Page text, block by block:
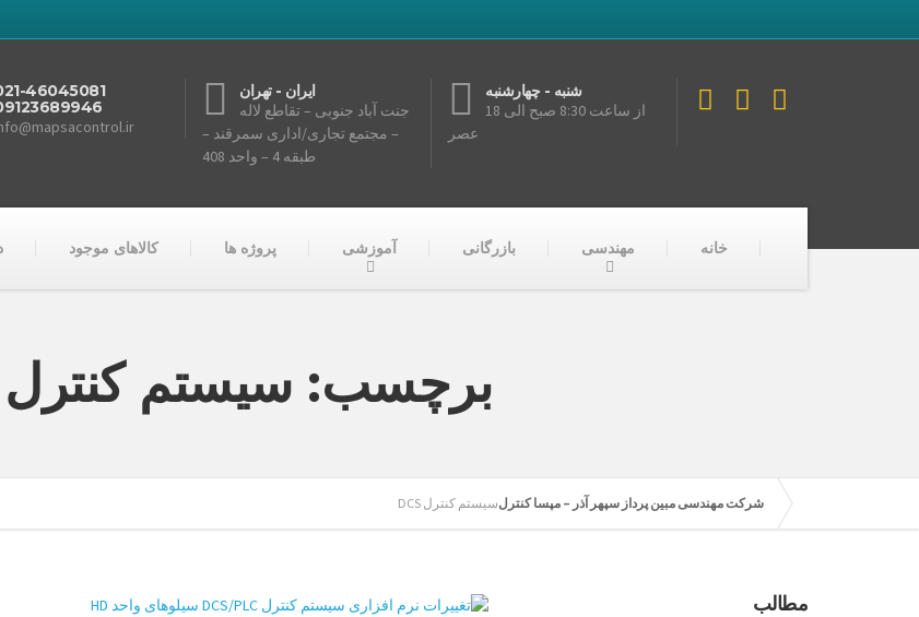
46045081
ایران - تهران
جنت آباد جنوبی – تقاطع لاله
– مجتمع تجاری/اداری سمرقند –
طبقه 4 – واحد 408
شنبه - چهارشنبه
از ساعت 8:30 صبح الی 18
عصر
خانه مهندسی بازرگانی آموزشی پروژه ها کالاهای موجود
برچسب: سیستم کنترل DCS
شرکت مهندسی مبین پرداز سپهر آذر – مپسا کنترلسیستم کنترل DCS
مطالب